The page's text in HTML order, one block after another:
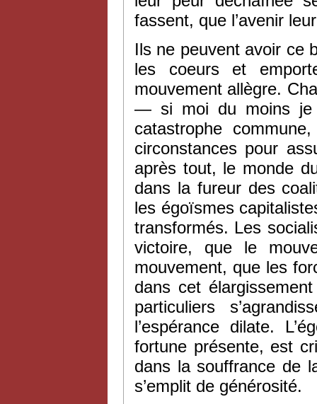
fassent, que l’avenir
Ils ne peuvent avoir ce
les coeurs et
mouvement allègre.
— si moi du moins je
catastrophe
circonstances pour
après tout, le monde
dans la fureur des
les égoïsmes
transformés. Les
victoire, que le
mouvement, que les
dans cet
particuliers
l’espérance dilate.
fortune présente, est
dans la souffrance de
s’emplit de générosité.